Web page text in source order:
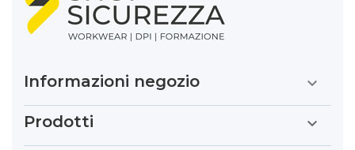
Informazioni negozio

Prodotti
